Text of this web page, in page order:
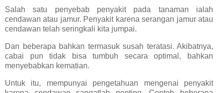
Salah satu penyebab penyakit pada tanaman ialah
cendawan atau jamur. Penyakit karena serangan jamur atau
cendawan telah seringkali kita jumpai.
Dan beberapa bahkan termasuk susah teratasi. Akibatnya,
cabai pun tidak bisa tumbuh secara optimal, bahkan
menyebabkan kematian.
Untuk itu, mempunyai pengetahuan mengenai penyakit